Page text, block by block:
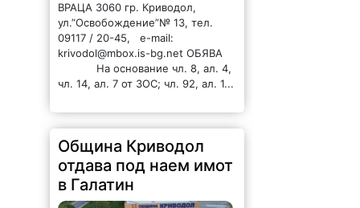
ВРАЦА 3060 гр. Криводол,
ул.”Освобождение”№ 13, тел.
09117 / 20-45, e-mail:
krivodol@mbox.is-bg.net ОБЯВА
На основание чл. 8, ал. 4,
чл. 14, ал. 7 от ЗОС; чл. 92, ал. 1...
Община Криводол
отдава под наем имот
в Галатин